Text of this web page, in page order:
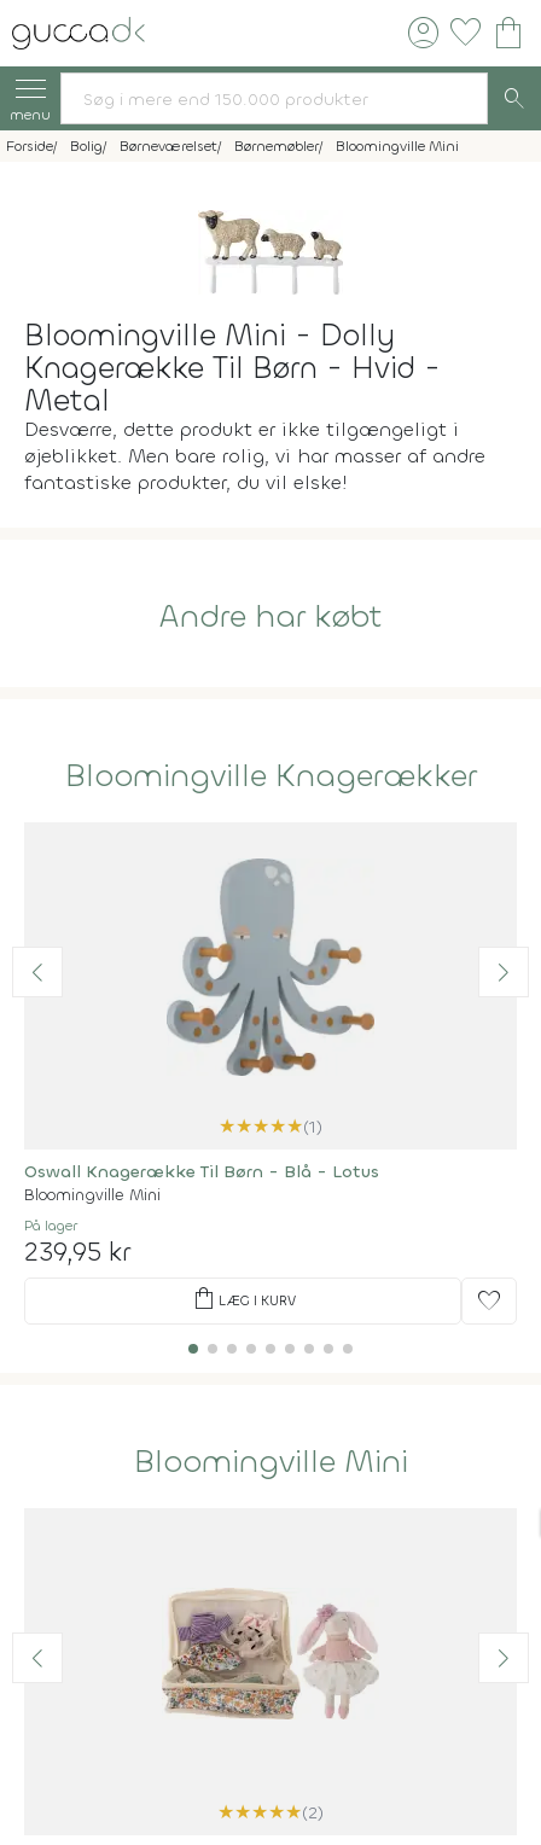
account_circle favorite shopping_bag
menu search
Forside Bolig Børneværelset Børnemøbler Bloomingville Mini
Bloomingville Mini - Dolly
Knagerække Til Børn - Hvid -
Metal
Desværre, dette produkt er ikke tilgængeligt i
øjeblikket. Men bare rolig, vi har masser af andre
fantastiske produkter, du vil elske!
Andre har købt
Bloomingville Knagerækker
★★★★★(1)
Oswall Knagerække Til Børn - Blå - Lotus
Bloomingville Mini
På lager
239,95 kr
shopping_bag LÆG I KURV favorite
Bloomingville Mini
★★★★★(2)